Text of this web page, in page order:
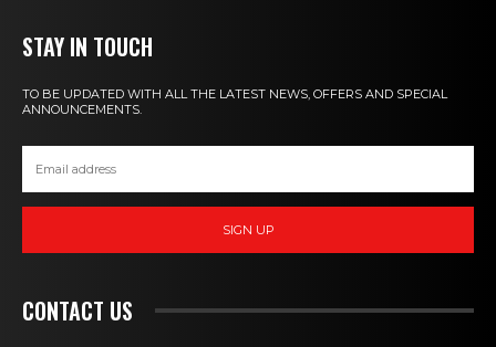
STAY IN TOUCH
TO BE UPDATED WITH ALL THE LATEST NEWS, OFFERS AND SPECIAL
ANNOUNCEMENTS.
SIGN UP
CONTACT US